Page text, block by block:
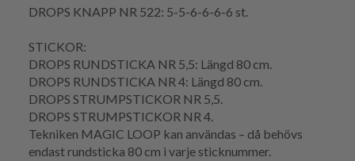
DROPS KNAPP NR 522: 5-5-6-6-6-6 st.
STICKOR:
DROPS RUNDSTICKA NR 5,5: Längd 80 cm.
DROPS RUNDSTICKA NR 4: Längd 80 cm.
DROPS STRUMPSTICKOR NR 5,5.
DROPS STRUMPSTICKOR NR 4.
Tekniken MAGIC LOOP kan användas – då behövs
endast rundsticka 80 cm i varje sticknummer.